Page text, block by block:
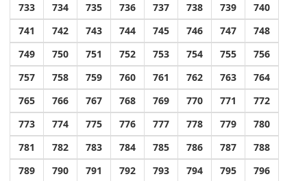
733
734 735 736 737 738 739
740
741
742 743 744 745 746 747
748
749
750 751 752 753 754 755
756
757
758 759 760 761 762 763
764
765
766 767 768 769 770 771
772
773
774 775 776 777 778 779
780
781
782 783 784 785 786 787
788
789
790 791 792 793 794 795
796